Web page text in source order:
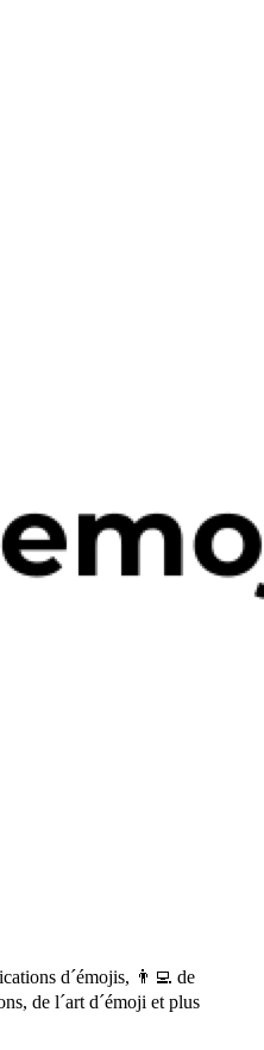
d´émojis, 👨‍💻 de
de l´art d´émoji et plus